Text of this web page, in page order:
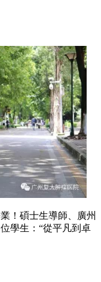
！碩士生導師、廣州
學生：“從平凡到卓